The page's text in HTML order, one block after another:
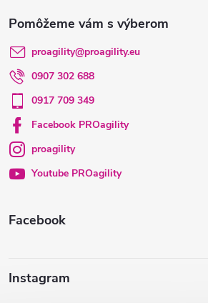
á
p
ä
Facebook
Instagram
proagility@proagility.eu
0907 302 688
0917 709 349
Facebook PROagility
proagility
Youtube PROagility